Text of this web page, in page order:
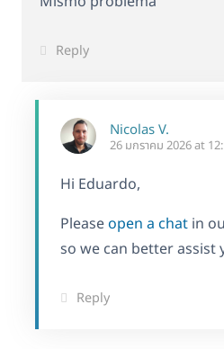
Reply
Nicolas V.
26 มกราคม 2026 at
Hi Eduardo,
Pleaseopen a chat in
so we can better assist
Reply